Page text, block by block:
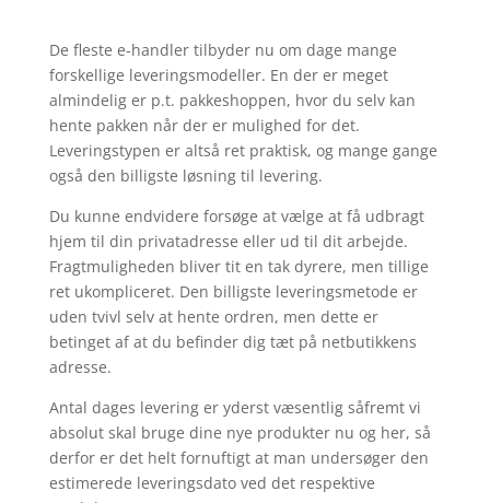
De fleste e-handler tilbyder nu om dage mange
forskellige leveringsmodeller. En der er meget
almindelig er p.t. pakkeshoppen, hvor du selv kan
hente pakken når der er mulighed for det.
Leveringstypen er altså ret praktisk, og mange gange
også den billigste løsning til levering.
Du kunne endvidere forsøge at vælge at få udbragt
hjem til din privatadresse eller ud til dit arbejde.
Fragtmuligheden bliver tit en tak dyrere, men tillige
ret ukompliceret. Den billigste leveringsmetode er
uden tvivl selv at hente ordren, men dette er
betinget af at du befinder dig tæt på netbutikkens
adresse.
Antal dages levering er yderst væsentlig såfremt vi
absolut skal bruge dine nye produkter nu og her, så
derfor er det helt fornuftigt at man undersøger den
estimerede leveringsdato ved det respektive